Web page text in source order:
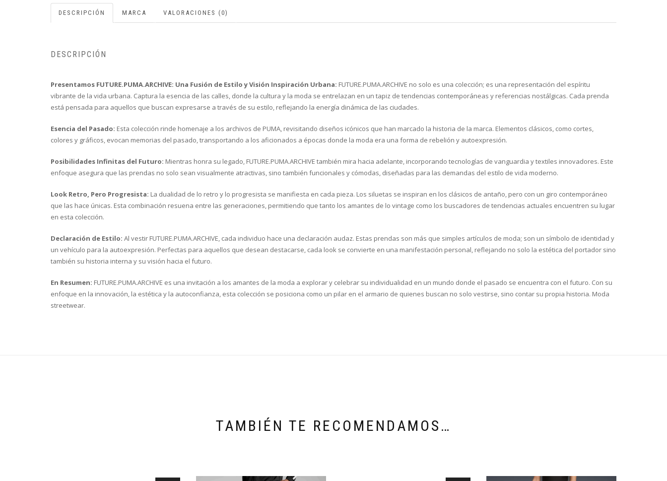
DESCRIPCIÓN MARCA VALORACIONES (0)
DESCRIPCIÓN
Presentamos FUTURE.PUMA.ARCHIVE: Una Fusión de Estilo y Visión Inspiración Urbana: FUTURE.PUMA.ARCHIVE no solo es una colección; es una representación del espíritu
vibrante de la vida urbana. Captura la esencia de las calles, donde la cultura y la moda se entrelazan en un tapiz de tendencias contemporáneas y referencias nostálgicas. Cada prenda
está pensada para aquellos que buscan expresarse a través de su estilo, reflejando la energía dinámica de las ciudades.
Esencia del Pasado: Esta colección rinde homenaje a los archivos de PUMA, revisitando diseños icónicos que han marcado la historia de la marca. Elementos clásicos, como cortes,
colores y gráficos, evocan memorias del pasado, transportando a los aficionados a épocas donde la moda era una forma de rebelión y autoexpresión.
Posibilidades Infinitas del Futuro: Mientras honra su legado, FUTURE.PUMA.ARCHIVE también mira hacia adelante, incorporando tecnologías de vanguardia y textiles innovadores. Este
enfoque asegura que las prendas no solo sean visualmente atractivas, sino también funcionales y cómodas, diseñadas para las demandas del estilo de vida moderno.
Look Retro, Pero Progresista: La dualidad de lo retro y lo progresista se manifiesta en cada pieza. Los siluetas se inspiran en los clásicos de antaño, pero con un giro contemporáneo
que las hace únicas. Esta combinación resuena entre las generaciones, permitiendo que tanto los amantes de lo vintage como los buscadores de tendencias actuales encuentren su lugar
en esta colección.
Declaración de Estilo: Al vestir FUTURE.PUMA.ARCHIVE, cada individuo hace una declaración audaz. Estas prendas son más que simples artículos de moda; son un símbolo de identidad y
un vehículo para la autoexpresión. Perfectas para aquellos que desean destacarse, cada look se convierte en una manifestación personal, reflejando no solo la estética del portador sino
también su historia interna y su visión hacia el futuro.
En Resumen: FUTURE.PUMA.ARCHIVE es una invitación a los amantes de la moda a explorar y celebrar su individualidad en un mundo donde el pasado se encuentra con el futuro. Con su
enfoque en la innovación, la estética y la autoconfianza, esta colección se posiciona como un pilar en el armario de quienes buscan no solo vestirse, sino contar su propia historia. Moda
streetwear.
TAMBIÉN TE RECOMENDAMOS…